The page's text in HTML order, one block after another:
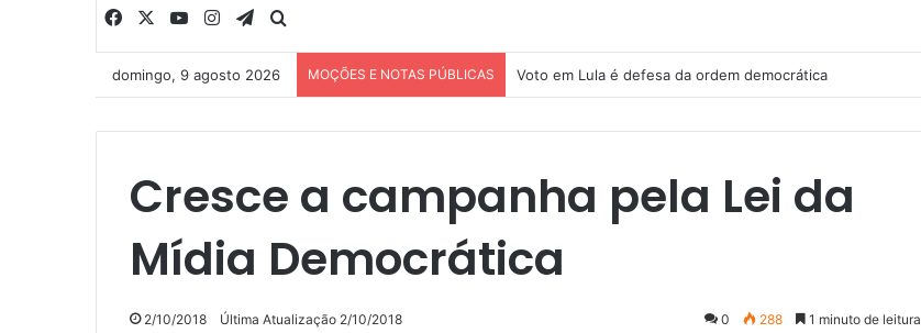
Facebook YouTubeInstagramTelegram
domingo, 9 agosto 2026 MOÇÕES E NOTAS PÚBLICAS Voto em Lula é defesa da ordem democrática
Cresce a campanha pela Lei da
Mídia Democrática
2/10/2018 Última Atualização 2/10/2018 0 288 1 minuto de leitura